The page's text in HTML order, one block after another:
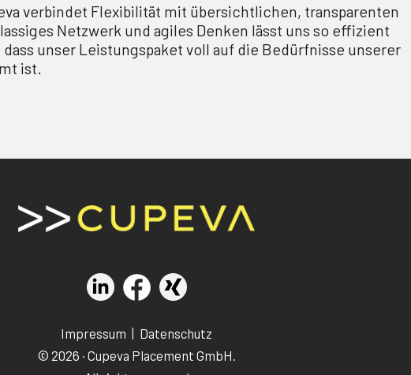
verbindet Flexibilität mit übersichtlichen, transparenten
Netzwerk und agiles Denken lässt uns so effizient
unser Leistungspaket voll auf die Bedürfnisse unserer
ist.
Impressum
Datenschutz
© 2026 · Cupeva Placement GmbH.